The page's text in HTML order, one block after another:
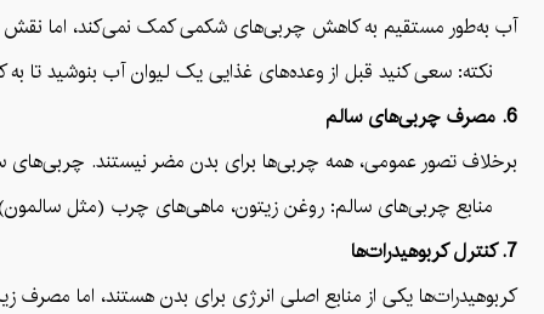
آب به‌طور مستقیم به کاهش چربی‌های شکمی کمک نمی‌کند، اما نقش
نکته: سعی کنید قبل از وعده‌های غذایی یک لیوان آب بنوشید تا به
6. مصرف چربی‌های سالم
برخلاف تصور عمومی، همه چربی‌ها برای بدن مضر نیستند. چربی‌های سالم مانند اسیدهای چرب امگا-3 و امگا-6 به بهبود
منابع چربی‌های سالم: روغن زیتون، ماهی‌های چرب (مثل سالمون)،
7. کنترل کربوهیدرات‌ها
کربوهیدرات‌ها یکی از منابع اصلی انرژی برای بدن هستند، اما